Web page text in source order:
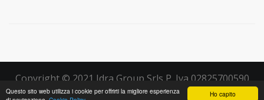
Ho capito
Questo sito web utilizza i cookie per offrirti la migliore esperienza
Copyright © 2021 Idra Group Srls P. Iva 02825700590